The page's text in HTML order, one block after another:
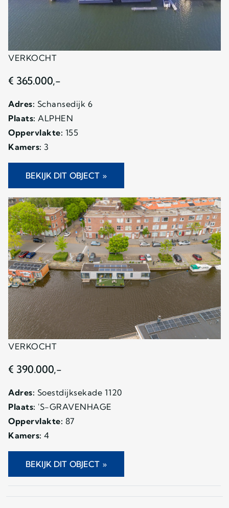
VERKOCHT
€ 365.000,-
Adres: Schansedijk 6
Plaats: ALPHEN
Oppervlakte: 155
Kamers: 3
BEKIJK DIT OBJECT »
VERKOCHT
€ 390.000,-
Adres: Soestdijksekade 1120
Plaats: 'S-GRAVENHAGE
Oppervlakte: 87
Kamers: 4
BEKIJK DIT OBJECT »